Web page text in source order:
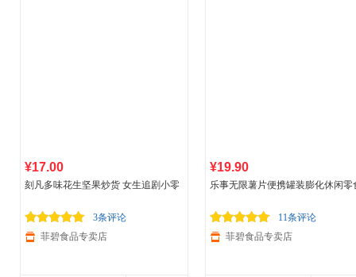
¥17.00
刻凡多味花生坚果炒货 女生追剧小零
3条评论
菲碧食品专卖店
¥19.90
乐事无限薯片便携罐装膨化休闲零
11条评论
菲碧食品专卖店